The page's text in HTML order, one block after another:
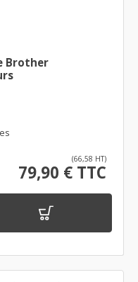
Brother
(66,58 HT)
79,90 € TTC